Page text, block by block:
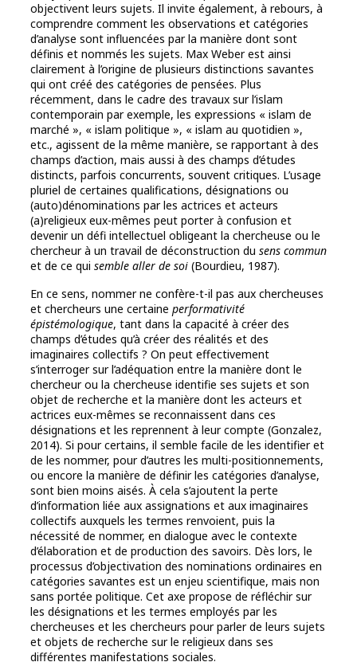
objectivent leurs sujets. Il invite également, à rebours, à
comprendre comment les observations et catégories
d’analyse sont influencées par la manière dont sont
définis et nommés les sujets. Max Weber est ainsi
clairement à l’origine de plusieurs distinctions savantes
qui ont créé des catégories de pensées. Plus
récemment, dans le cadre des travaux sur l’islam
contemporain par exemple, les expressions « islam de
marché », « islam politique », « islam au quotidien »,
etc., agissent de la même manière, se rapportant à des
champs d’action, mais aussi à des champs d’études
distincts, parfois concurrents, souvent critiques. L’usage
pluriel de certaines qualifications, désignations ou
(auto)dénominations par les actrices et acteurs
(a)religieux eux-mêmes peut porter à confusion et
devenir un défi intellectuel obligeant la chercheuse ou le
chercheur à un travail de déconstruction du sens commun
et de ce qui semble aller de soi (Bourdieu, 1987).
En ce sens, nommer ne confère-t-il pas aux chercheuses
et chercheurs une certaine performativité
épistémologique, tant dans la capacité à créer des
champs d’études qu’à créer des réalités et des
imaginaires collectifs ? On peut effectivement
s’interroger sur l’adéquation entre la manière dont le
chercheur ou la chercheuse identifie ses sujets et son
objet de recherche et la manière dont les acteurs et
actrices eux-mêmes se reconnaissent dans ces
désignations et les reprennent à leur compte (Gonzalez,
2014). Si pour certains, il semble facile de les identifier et
de les nommer, pour d’autres les multi-positionnements,
ou encore la manière de définir les catégories d’analyse,
sont bien moins aisés. À cela s’ajoutent la perte
d’information liée aux assignations et aux imaginaires
collectifs auxquels les termes renvoient, puis la
nécessité de nommer, en dialogue avec le contexte
d’élaboration et de production des savoirs. Dès lors, le
processus d’objectivation des nominations ordinaires en
catégories savantes est un enjeu scientifique, mais non
sans portée politique. Cet axe propose de réfléchir sur
les désignations et les termes employés par les
chercheuses et les chercheurs pour parler de leurs sujets
et objets de recherche sur le religieux dans ses
différentes manifestations sociales.